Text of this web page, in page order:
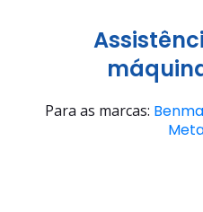
Para as marcas: